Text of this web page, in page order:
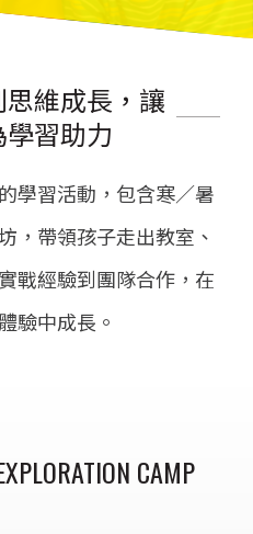
維成長，讓
習助力
學習活動，包含寒／暑
，帶領孩子走出教室、
戰經驗到團隊合作，在
驗中成長。
CAMP